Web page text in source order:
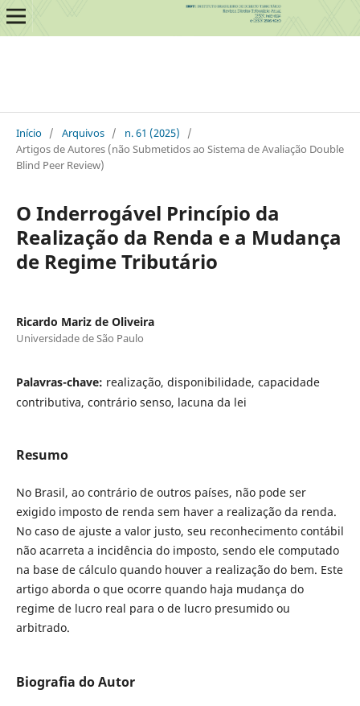
Início / Arquivos / n. 61 (2025)
/
Artigos de Autores (não Submetidos ao Sistema de Avaliação Double
Blind Peer Review)
O Inderrogável Princípio da
Realização da Renda e a Mudança
de Regime Tributário
Ricardo Mariz de Oliveira
Universidade de São Paulo
Palavras-chave: realização, disponibilidade, capacidade
contributiva, contrário senso, lacuna da lei
Resumo
No Brasil, ao contrário de outros países, não pode ser
exigido imposto de renda sem haver a realização da renda.
No caso de ajuste a valor justo, seu reconhecimento contábil
não acarreta a incidência do imposto, sendo ele computado
na base de cálculo quando houver a realização do bem. Este
artigo aborda o que ocorre quando haja mudança do
regime de lucro real para o de lucro presumido ou
arbitrado.
Biografia do Autor